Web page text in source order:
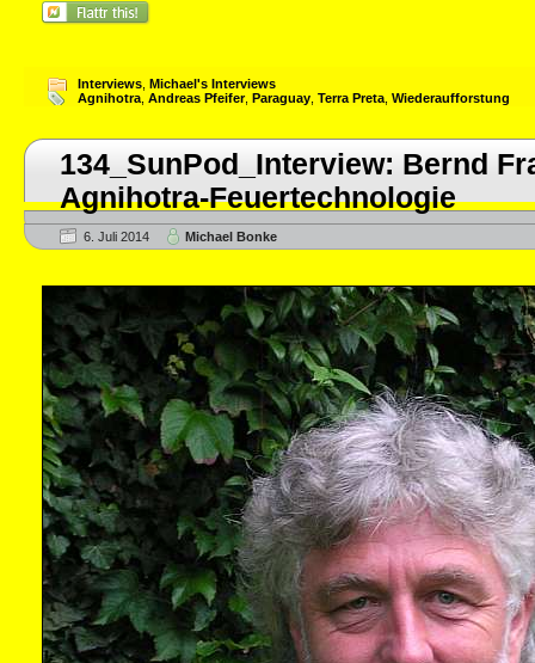
Interviews Michael's Interviews
Agnihotra Andreas Pfeifer, Paraguay Terra Preta Wiederaufforstung
134_SunPod_Interview: Bernd
Agnihotra-Feuertechnologie
6. Juli 2014 Michael Bonke